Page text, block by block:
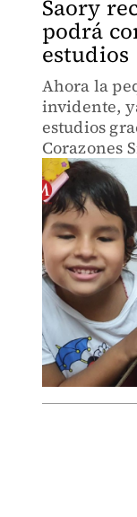
Saory
podrá
estudios
Ahora la
invidente, ya podrá continuar con sus
estudios
Corazones